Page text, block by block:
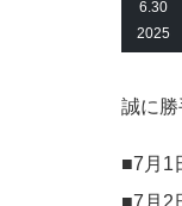
6.30
2025
誠に勝
■7月1
■7月2